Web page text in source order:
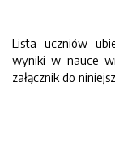
Lista uczniów
wyniki w nauce
załącznik do